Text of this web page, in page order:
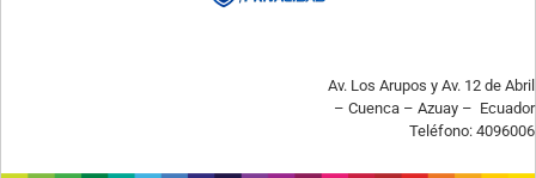
Av. Los Arupos y Av. 12 de Abril
– Cuenca – Azuay – Ecuador
Teléfono: 4096006